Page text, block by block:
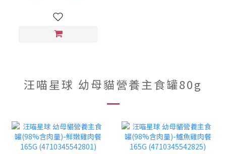
汪喵星球 幼母貓營養主食罐80g